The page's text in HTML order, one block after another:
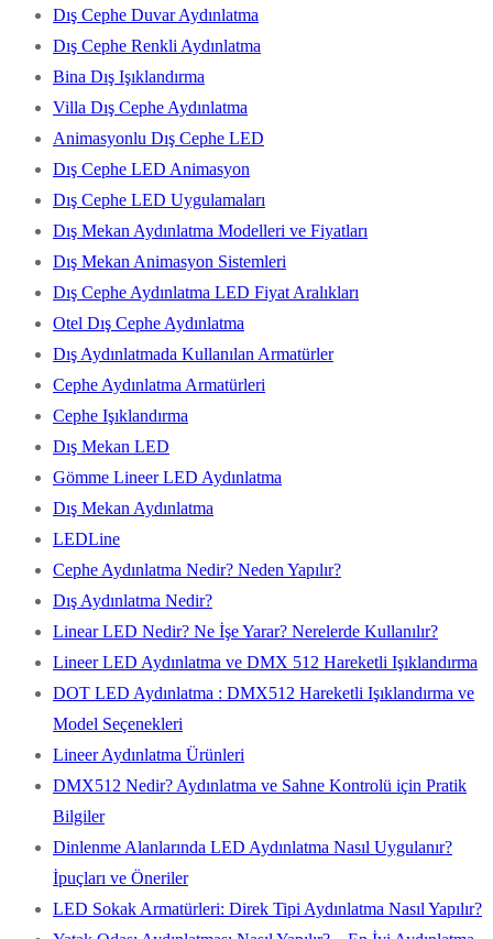
Dış Cephe Duvar Aydınlatma
Dış Cephe Renkli Aydınlatma
Bina Dış Işıklandırma
Villa Dış Cephe Aydınlatma
Animasyonlu Dış Cephe LED
Dış Cephe LED Animasyon
Dış Cephe LED Uygulamaları
Dış Mekan Aydınlatma Modelleri ve Fiyatları
Dış Mekan Animasyon Sistemleri
Dış Cephe Aydınlatma LED Fiyat Aralıkları
Otel Dış Cephe Aydınlatma
Dış Aydınlatmada Kullanılan Armatürler
Cephe Aydınlatma Armatürleri
Cephe Işıklandırma
Dış Mekan LED
Gömme Lineer LED Aydınlatma
Dış Mekan Aydınlatma
LEDLine
Cephe Aydınlatma Nedir? Neden Yapılır?
Dış Aydınlatma Nedir?
Linear LED Nedir? Ne İşe Yarar? Nerelerde Kullanılır?
Lineer LED Aydınlatma ve DMX 512 Hareketli Işıklandırma
DOT LED Aydınlatma : DMX512 Hareketli Işıklandırma ve
Model Seçenekleri
Lineer Aydınlatma Ürünleri
DMX512 Nedir? Aydınlatma ve Sahne Kontrolü için Pratik
Bilgiler
Dinlenme Alanlarında LED Aydınlatma Nasıl Uygulanır?
İpuçları ve Öneriler
LED Sokak Armatürleri: Direk Tipi Aydınlatma Nasıl Yapılır?